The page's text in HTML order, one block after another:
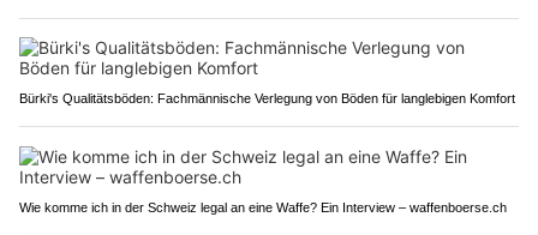
Bürki's Qualitätsböden: Fachmännische Verlegung von Böden für langlebigen Komfort
Wie komme ich in der Schweiz legal an eine Waffe? Ein Interview – waffenboerse.ch